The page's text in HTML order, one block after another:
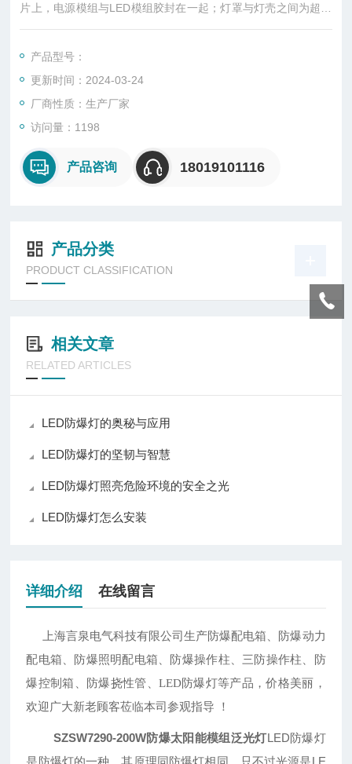
片上，电源模组与LED模组胶封在一起；灯罩与灯壳之间为超音
波焊接。它利用LED低发热量的特点，实现本质安全级防爆，而
度。
产品型号：
更新时间：2024-03-24
厂商性质：生产厂家
访问量：1198
产品咨询 18019101116
产品分类
PRODUCT CLASSIFICATION
相关文章
RELATED ARTICLES
LED防爆灯的奥秘与应用
LED防爆灯的坚韧与智慧
LED防爆灯照亮危险环境的安全之光
LED防爆灯怎么安装
详细介绍 在线留言
上海言泉电气科技有限公司生产防爆配电箱、防爆动力
配电箱、防爆照明配电箱、防爆操作柱、三防操作柱、防
爆控制箱、防爆挠性管、 LED防爆灯等产品，价格美丽，
欢迎广大新老顾客莅临本司参观指导
！
SZSW7290-200W防爆太阳能模组泛光灯LED防爆灯